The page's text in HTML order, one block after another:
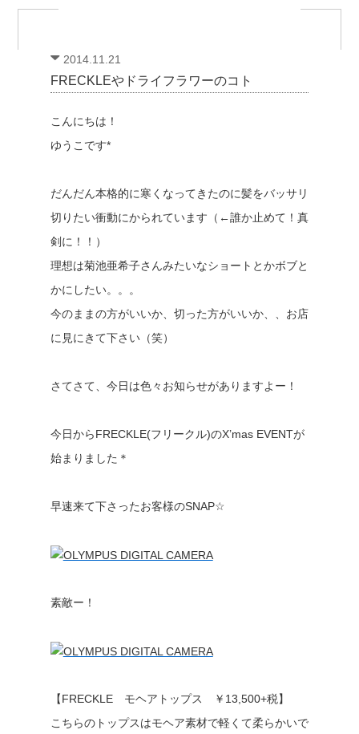
2014.11.21
FRECKLEやドライフラワーのコト
こんにちは！
ゆうこです*
だんだん本格的に寒くなってきたのに髪をバッサリ
切りたい衝動にかられています（←誰か止めて！真
剣に！！）
理想は菊池亜希子さんみたいなショートとかボブと
かにしたい。。。
今のままの方がいいか、切った方がいいか、、お店
に見にきて下さい（笑）
さてさて、今日は色々お知らせがありますよー！
今日からFRECKLE(フリークル)のX’mas EVENTが
始まりました＊
早速来て下さったお客様のSNAP☆
素敵ー！
【FRECKLE モヘアトップス ￥13,500+税】
こちらのトップスはモヘア素材で軽くて柔らかいで